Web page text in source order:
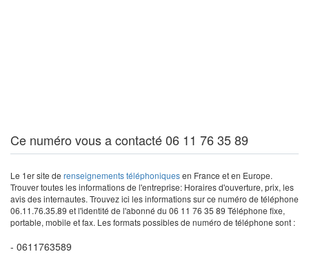
Ce numéro vous a contacté 06 11 76 35 89
Le 1er site de renseignements téléphoniquesen France et en Europe.
Trouver toutes les informations de l'entreprise: Horaires d'ouverture, prix, les
avis des internautes. Trouvez ici les informations sur ce numéro de téléphone
06.11.76.35.89 et l'identité de l'abonné du 06 11 76 35 89 Téléphone fixe,
portable, mobile et fax. Les formats possibles de numéro de téléphone sont :
- 0611763589